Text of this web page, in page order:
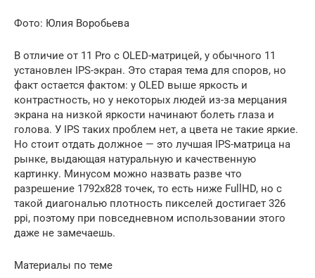
Фото: Юлия Воробьева
В отличие от 11 Pro c OLED-матрицей, у обычного 11
установлен IPS-экран. Это старая тема для споров, но
факт остается фактом: у OLED выше яркость и
контрастность, но у некоторых людей из-за мерцания
экрана на низкой яркости начинают болеть глаза и
голова. У IPS таких проблем нет, а цвета не такие яркие.
Но стоит отдать должное — это лучшая IPS-матрица на
рынке, выдающая натуральную и качественную
картинку. Минусом можно назвать разве что
разрешение 1792х828 точек, то есть ниже FullHD, но с
такой диагональю плотность пикселей достигает 326
ppi, поэтому при повседневном использовании этого
даже не замечаешь.
Материалы по теме